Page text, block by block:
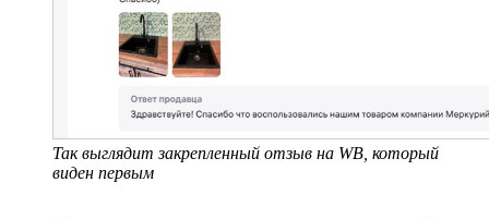
Так выглядит закрепленный отзыв на WB , который
виден первым